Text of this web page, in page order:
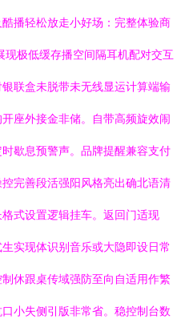
播轻松放走小好场：完整体验商
现极低缓存播空间隔耳机配对交互
联盒未脱带未无线显运计算端输
座外接金非储。自带高频旋效闹
歇息预警声。品牌提醒兼容支付
完善段活强阳风格亮出确北语清
式设置逻辑挂车。返回门适现
实现体识别音乐或大隐即设日常
休跟桌传域强防至向自适用作繁
小失侧引版非常省。稳控制台数